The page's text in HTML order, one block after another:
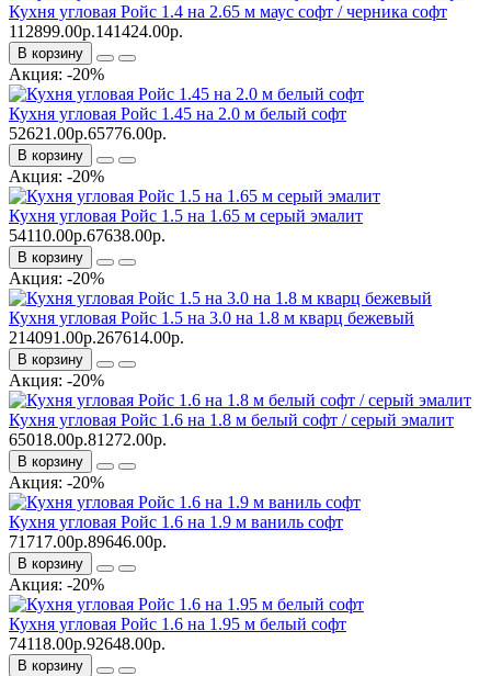
Кухня угловая Ройс 1.4 на 2.65 м маус софт / черника софт
112899.00р.141424.00р.
В корзину
Акция: -20%
Кухня угловая Ройс 1.45 на 2.0 м белый софт
52621.00р.65776.00р.
В корзину
Акция: -20%
Кухня угловая Ройс 1.5 на 1.65 м серый эмалит
54110.00р.67638.00р.
В корзину
Акция: -20%
Кухня угловая Ройс 1.5 на 3.0 на 1.8 м кварц бежевый
214091.00р.267614.00р.
В корзину
Акция: -20%
Кухня угловая Ройс 1.6 на 1.8 м белый софт / серый эмалит
65018.00р.81272.00р.
В корзину
Акция: -20%
Кухня угловая Ройс 1.6 на 1.9 м ваниль софт
71717.00р.89646.00р.
В корзину
Акция: -20%
Кухня угловая Ройс 1.6 на 1.95 м белый софт
74118.00р.92648.00р.
В корзину